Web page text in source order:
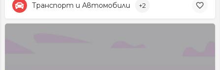
Транспорт и Автомобили +2